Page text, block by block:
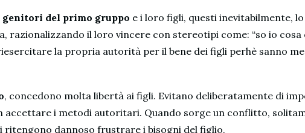
genitori del primo gruppo e i loro figli, questi inevitabilmente,
razionalizzando il loro vincere con stereotipi come: “so io cosa
la propria autorità per il bene dei figli perhè sanno
, concedono molta libertà ai figli. Evitano deliberatamente di
accettare i metodi autoritari. Quando sorge un conflitto,
ritengono dannoso frustrare i bisogni del figlio.